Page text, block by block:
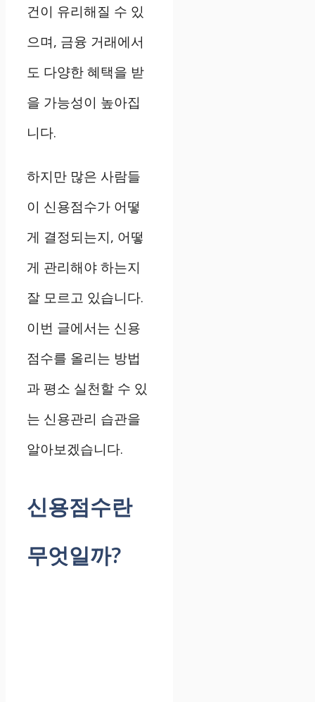
건이 유리해질 수 있
으며, 금융 거래에서
도 다양한 혜택을 받
을 가능성이 높아집
니다.
하지만 많은 사람들
이 신용점수가 어떻
게 결정되는지, 어떻
게 관리해야 하는지
잘 모르고 있습니다.
이번 글에서는 신용
점수를 올리는 방법
과 평소 실천할 수 있
는 신용관리 습관을
알아보겠습니다.
신용점수란
무엇일까?